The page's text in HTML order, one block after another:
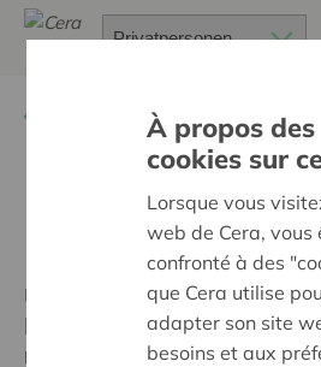
Mitglied eines
Unsere Kriterien
Um Mitglied eines
Beratungsausschusses
müssen Sie:
À propos des
cookies sur
Lorsque vous
web de Cera, vous
confronté à des
que Cera utilise
adapter son site
besoins et aux